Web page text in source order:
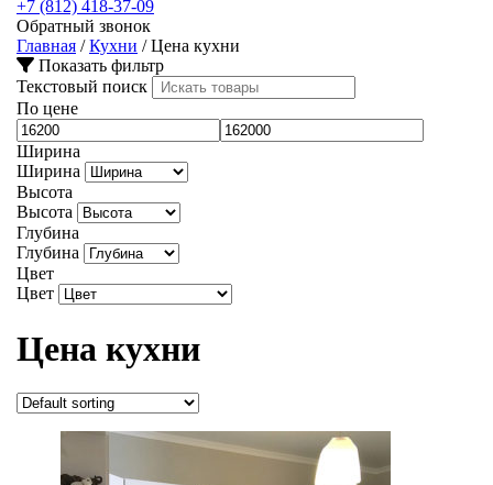
+7 (812) 418-37-09
Обратный звонок
Главная /Кухни /Цена кухни
Показать фильтр
Текстовый поиск
По цене
Ширина
Ширина
Высота
Высота
Глубина
Глубина
Цвет
Цвет
Цена кухни